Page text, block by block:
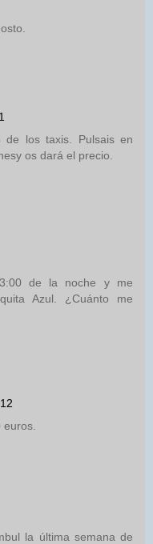
de los taxis. Pulsais en
os dará el precio.
de la noche y me
Azul. ¿Cuánto me
la última semana de